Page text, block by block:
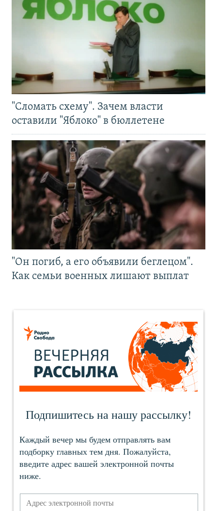
"Сломать схему". Зачем власти
оставили "Яблоко" в бюллетене
"Он погиб, а его объявили беглецом".
Как семьи военных лишают выплат